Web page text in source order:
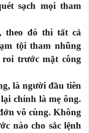
sạch mọi tham
theo đó thì tất cả
tội tham nhũng
trước mặt công
là người đầu tiên
chính là mẹ ông.
vô cùng. Không
nào cho sắc lệnh